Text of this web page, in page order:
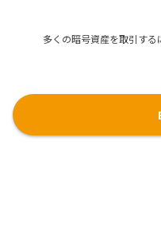
多くの暗号資産を取引す